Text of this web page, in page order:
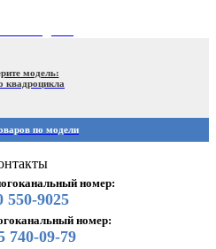
модель:
квадроцикла
по модели
номер:
550-9025
номер:
740-09-79